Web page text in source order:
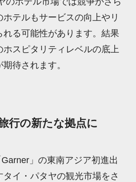
テルもサービスの向上やリ
れる可能性があります。結果
ホスピタリティレベルの底上
待されます。
行の新たな拠点に
」の東南アジア初進出
イ・パタヤの観光市場をさ